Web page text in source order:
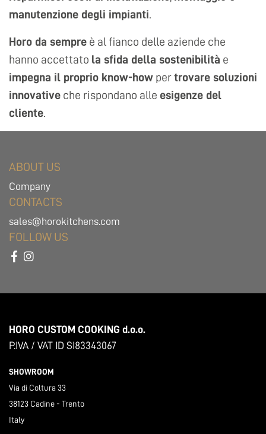
manutenzione degli impianti
Horo da sempre è al fianco delle aziende che
hanno accettato la sfida della sostenibilità e
impegna il proprio know-how per trovare soluzioni
innovative che rispondano alle esigenze del
cliente
ABOUT US
Company
CONTACTS
sales@horokitchens.com
FOLLOW US
HORO CUSTOM COOKING d.o.o.
P.IVA / VAT ID SI83343067
SHOWROOM
Via di Coltura 33
38123 Cadine - Trento
Italy